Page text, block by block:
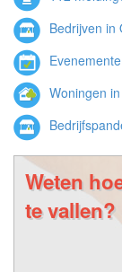
Bedrijven in
Woningen
Weten
te vallen?